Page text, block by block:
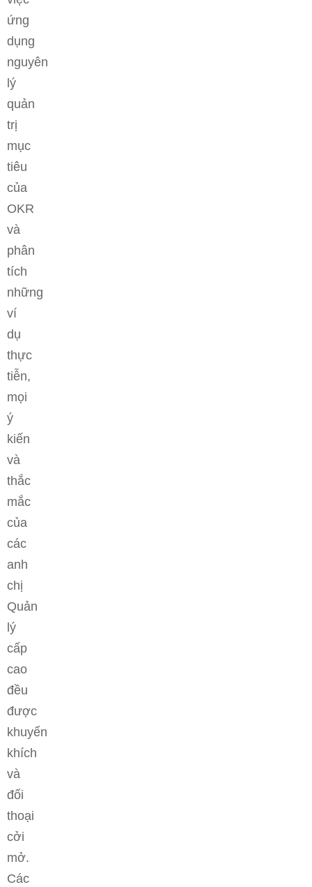
ứng
dụng
nguyên
lý
quản
trị
mục
tiêu
của
OKR
và
phân
tích
những
ví
dụ
thực
tiễn,
mọi
ý
kiến
và
thắc
mắc
của
các
anh
chị
Quản
lý
cấp
cao
đều
được
khuyến
khích
và
đối
thoại
cởi
mở.
Các